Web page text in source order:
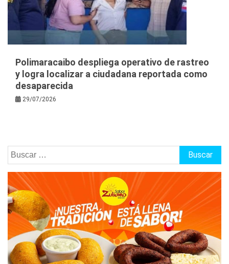
Polimaracaibo despliega operativo de rastreo
y logra localizar a ciudadana reportada como
desaparecida
29/07/2026
Buscar: